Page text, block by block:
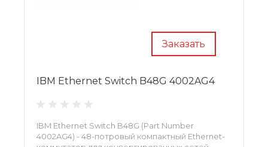
Заказать
IBM Ethernet Switch B48G 4002AG4
IBM Ethernet Switch B48G (Part Number
4002AG4) - 48-потровый компактный Ethernet-